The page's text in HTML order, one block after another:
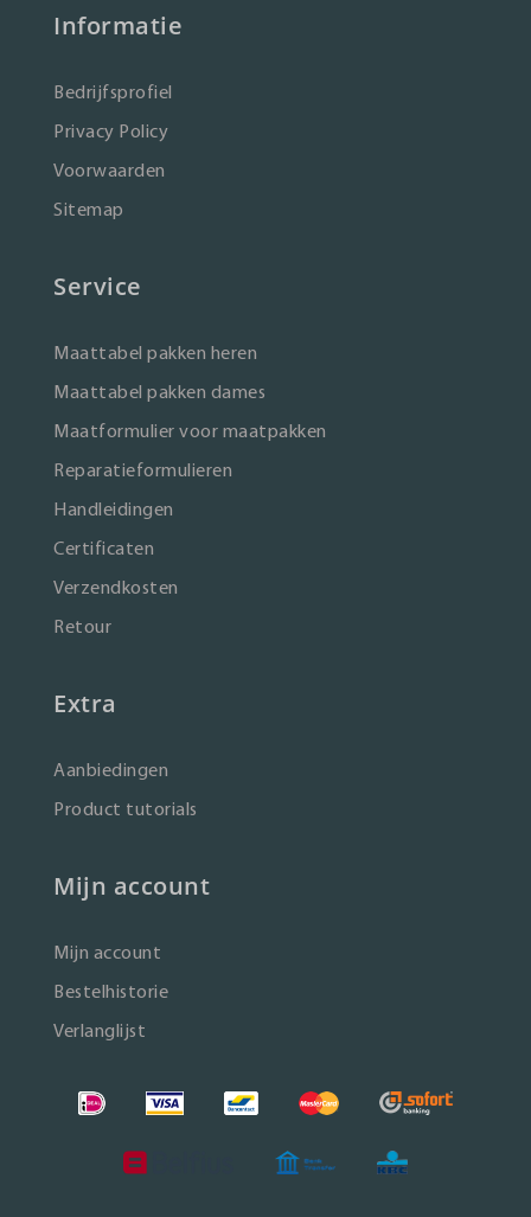
Informatie
Bedrijfsprofiel
Privacy Policy
Voorwaarden
Sitemap
Service
Maattabel pakken heren
Maattabel pakken dames
Maatformulier voor maatpakken
Reparatieformulieren
Handleidingen
Certificaten
Verzendkosten
Retour
Extra
Aanbiedingen
Product tutorials
Mijn account
Mijn account
Bestelhistorie
Verlanglijst